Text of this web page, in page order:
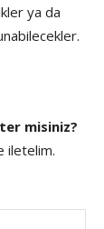
ya da
misiniz?
iletelim.